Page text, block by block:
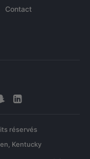
Contact
réservés